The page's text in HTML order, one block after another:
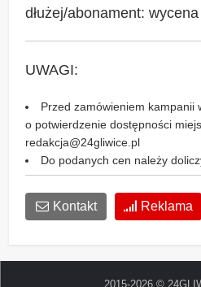
dłużej/abonament:
UWAGI:
Przed zamówieniem kampanii
o potwierdzenie dostępności
redakcja@24gliwice.pl
Do podanych cen należy
Kontakt Reklama
2015-2026 ©